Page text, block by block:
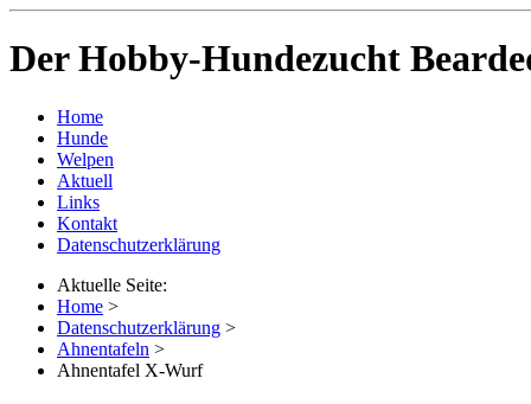
Der Hobby-Hundezucht
Home
Hunde
Welpen
Aktuell
Links
Kontakt
Datenschutzerklärung
Aktuelle Seite:
Home >
Datenschutzerklärung >
Ahnentafeln >
Ahnentafel X-Wurf